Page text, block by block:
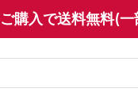
購入で送料無料(一